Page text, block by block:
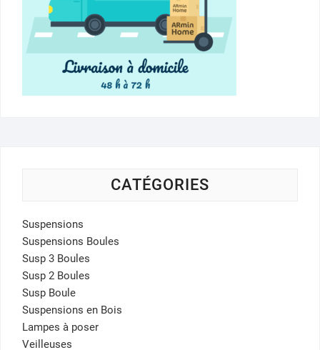
CATÉGORIES
Suspensions
Suspensions Boules
Susp 3 Boules
Susp 2 Boules
Susp Boule
Suspensions en Bois
Lampes à poser
Veilleuses